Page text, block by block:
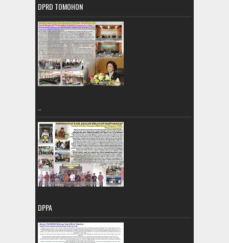
DPRD TOMOHON
DPPA